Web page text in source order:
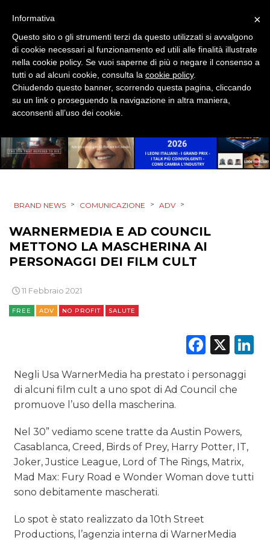
PRODOTTI
PUNTI VENDITA
CSR
STRATEGIE
CINEMA
DIGITALE
EDITORIA
ESTERNA
TV
DATI
RICERCHE
PREVISIONI/SCENARI
BRAND NEWS > COMUNICAZIONE > ADV >
WARNERMEDIA E AD COUNCIL
METTONO LA MASCHERINA AI
PERSONAGGI DEI FILM CULT
11 Febbraio 2021
FREE ADV NO PROFIT SALUTE
X
Negli Usa WarnerMedia ha prestato i personaggi
di alcuni film cult a uno spot di Ad Council che
promuove l’uso della mascherina.
Nel 30” vediamo scene tratte da Austin Powers,
Casablanca, Creed, Birds of Prey, Harry Potter, IT,
Joker, Justice League, Lord of The Rings, Matrix,
Mad Max: Fury Road e Wonder Woman dove tutti
sono debitamente mascherati.
Lo spot è stato realizzato da 10th Street
Productions, l’agenzia interna di WarnerMedia
×
Informativa
Questo sito o gli strumenti terzi da questo utilizzati si avvalgono
di cookie necessari al funzionamento ed utili alle finalità illustrate
nella cookie policy. Se vuoi saperne di più o negare il consenso a
tutti o ad alcuni cookie, consulta la cookie policy.
Chiudendo questo banner, scorrendo questa pagina, cliccando
su un link o proseguendo la navigazione in altra maniera,
acconsenti all’uso dei cookie.